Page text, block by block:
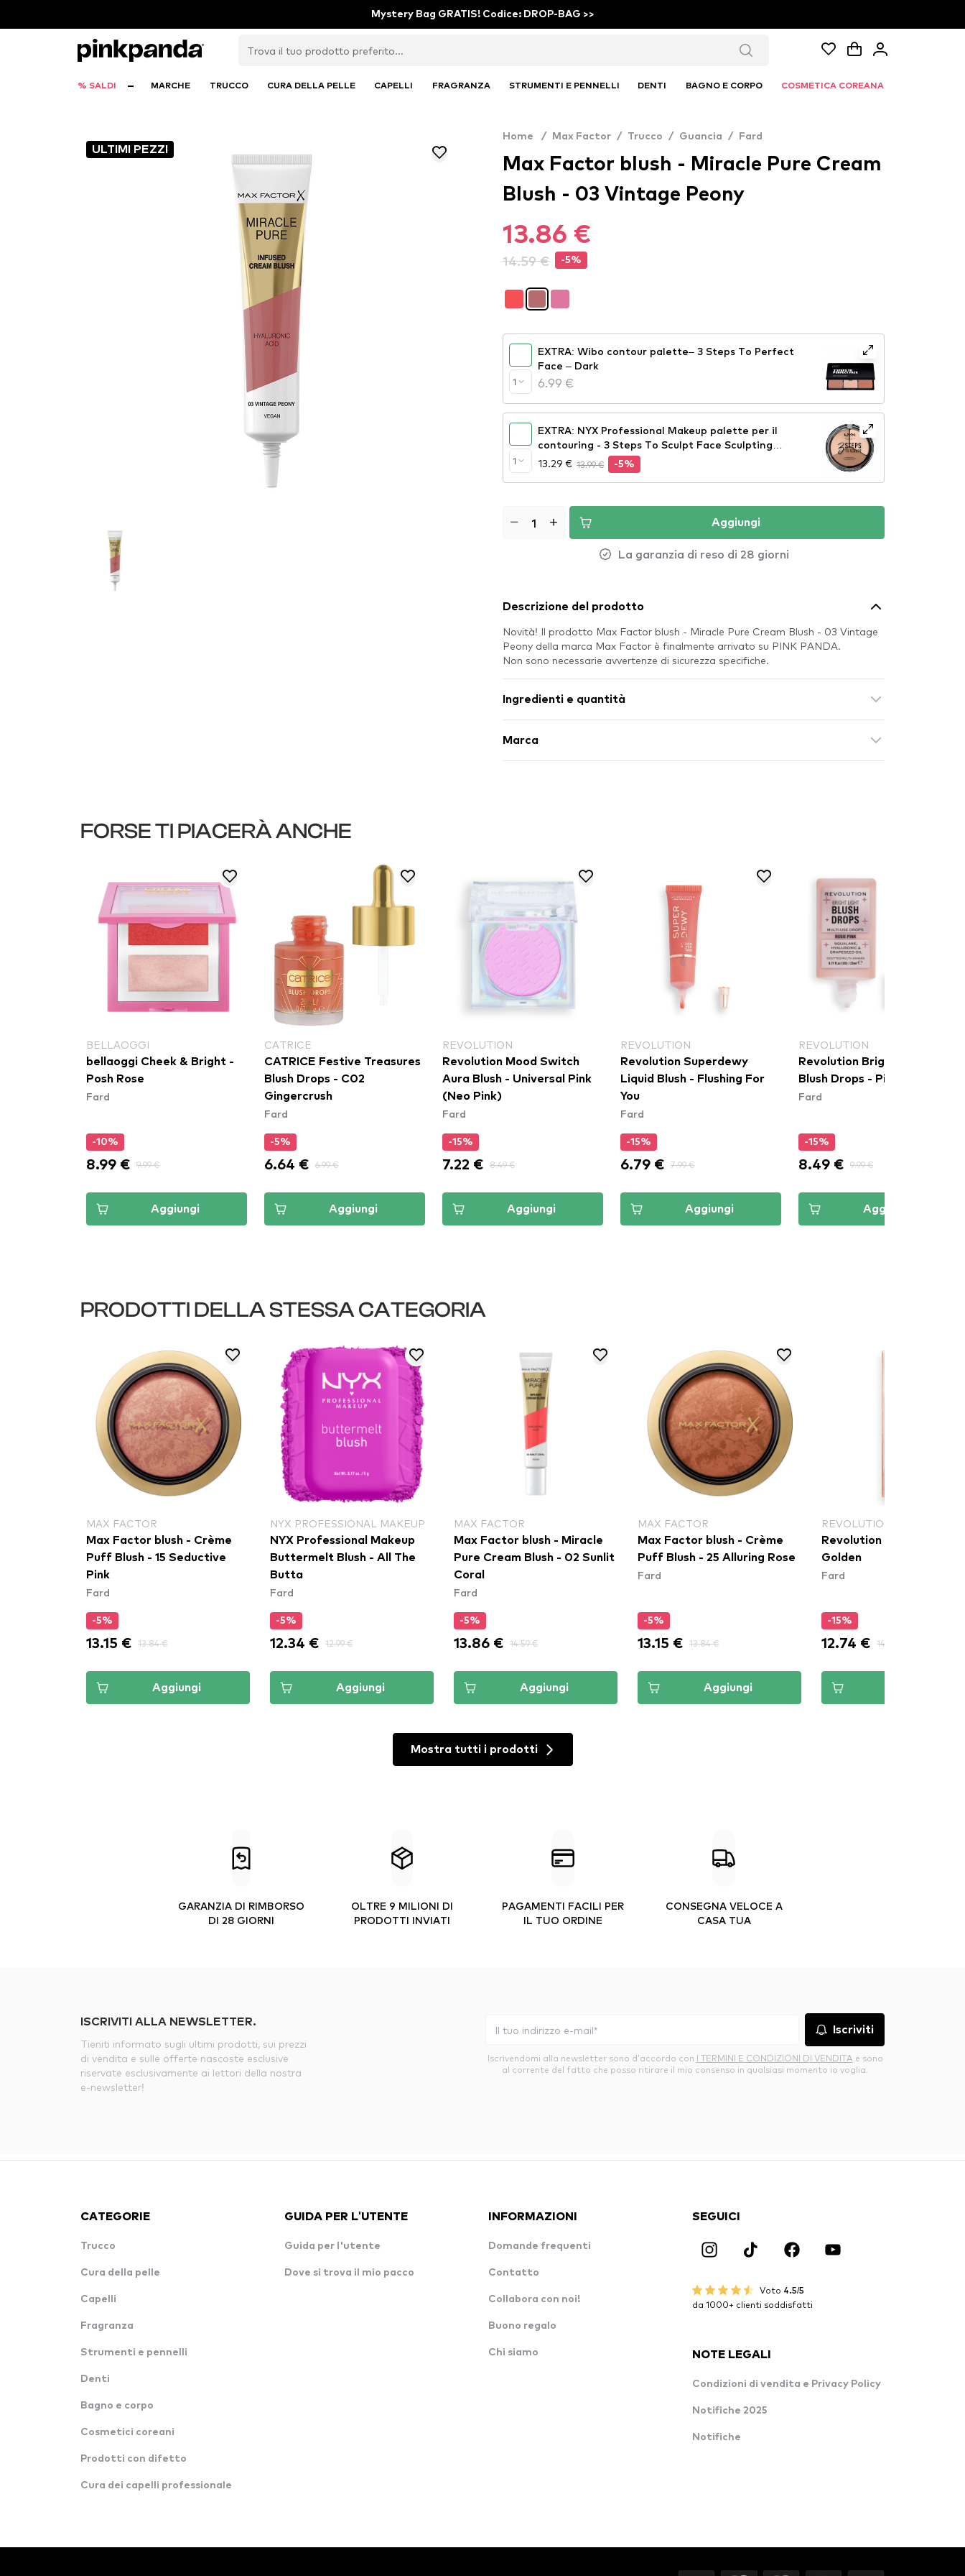
Mystery Bag GRATIS! Codice: DROP-BAG >>
% SALDI MARCHE TRUCCO CURA DELLA PELLE CAPELLI FRAGRANZA STRUMENTI E PENNELLI DENTI BAGNO E CORPO COSMETICA COREANA
ULTIMI PEZZI
Home / Max Factor / Trucco / Guancia / Fard
Max Factor blush - Miracle Pure Cream
Blush - 03 Vintage Peony
13.86 €
14.59 € -5%
1
EXTRA: Wibo contour palette– 3 Steps To Perfect
Face – Dark
6.99 €
1
EXTRA: NYX Professional Makeup palette per il
contouring - 3 Steps To Sculpt Face Sculpting
Palette – Fair (3STS01)
13.29 € 13.99 € -5%
Aggiungi
La garanzia di reso di 28 giorni
Descrizione del prodotto
Novità! Il prodotto Max Factor blush - Miracle Pure Cream Blush - 03 Vintage
Peony della marca Max Factor è finalmente arrivato su PINK PANDA.
Non sono necessarie avvertenze di sicurezza specifiche.
Ingredienti e quantità
Marca
FORSE TI PIACERÀ ANCHE
BELLAOGGI
bellaoggi Cheek & Bright -
Posh Rose
Fard
-10%
8.99 € 9.99 €
Aggiungi
CATRICE
CATRICE Festive Treasures
Blush Drops - C02
Gingercrush
Fard
-5%
6.64 € 6.99 €
Aggiungi
REVOLUTION
Revolution Mood Switch
Aura Blush - Universal Pink
(Neo Pink)
Fard
-15%
7.22 € 8.49 €
Aggiungi
REVOLUTION
Revolution Superdewy
Liquid Blush - Flushing For
You
Fard
-15%
6.79 € 7.99 €
Aggiungi
REVOLUTION
Revolution Bright Light
Blush Drops - Pink Rosie
Fard
-15%
8.49 € 9.99 €
Aggiungi
PRODOTTI DELLA STESSA CATEGORIA
MAX FACTOR
Max Factor blush - Crème
Puff Blush - 15 Seductive
Pink
Fard
-5%
13.15 € 13.84 €
Aggiungi
NYX PROFESSIONAL MAKEUP
NYX Professional Makeup
Buttermelt Blush - All The
Butta​
Fard
-5%
12.34 € 12.99 €
Aggiungi
MAX FACTOR
Max Factor blush - Miracle
Pure Cream Blush - 02 Sunlit
Coral
Fard
-5%
13.86 € 14.59 €
Aggiungi
MAX FACTOR
Max Factor blush - Crème
Puff Blush - 25 Alluring Rose
Fard
-5%
13.15 € 13.84 €
Aggiungi
REVOLUTION PRO
Revolution Pro Blush Duo
Golden
Fard
-15%
12.74 € 14.99 €
Mostra tutti i prodotti
GARANZIA DI RIMBORSO
DI 28 GIORNI
OLTRE 9 MILIONI DI
PRODOTTI INVIATI
PAGAMENTI FACILI PER
IL TUO ORDINE
CONSEGNA VELOCE A
CASA TUA
ISCRIVITI ALLA NEWSLETTER.
Tieniti informato sugli ultimi prodotti, sui prezzi
di vendita e sulle offerte nascoste esclusive
riservate esclusivamente ai lettori della nostra
e-newsletter!
Iscriviti
Iscrivendomi alla newsletter sono d’accordo con I TERMINI E CONDIZIONI DI VENDITA e sono
al corrente del fatto che posso ritirare il mio consenso in qualsiasi momento io voglia.
CATEGORIE
Trucco
Cura della pelle
Capelli
Fragranza
Strumenti e pennelli
Denti
Bagno e corpo
Cosmetici coreani
Prodotti con difetto
Cura dei capelli professionale
GUIDA PER L'UTENTE
Guida per l'utente
Dove si trova il mio pacco
INFORMAZIONI
Domande frequenti
Contatto
Collabora con noi!
Buono regalo
Chi siamo
SEGUICI
Voto 4.5/5
da 1000+ clienti soddisfatti
NOTE LEGALI
Condizioni di vendita e Privacy Policy
Notifiche 2025
Notifiche